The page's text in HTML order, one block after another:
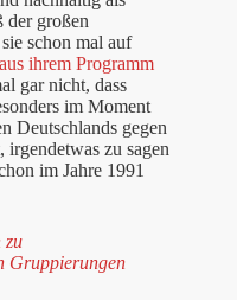
der großen
schon mal auf
ihrem Programm
gar nicht, dass
im Moment
Deutschlands gegen
irgendetwas zu sagen
im Jahre 1991
zu
Gruppierungen